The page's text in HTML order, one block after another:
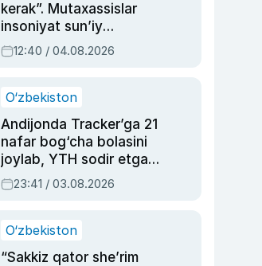
kerak”. Mutaxassislar
insoniyat sun’iy
intellektni boshqara
olmay qolishidan xavotir
12:40 / 04.08.2026
O‘zbekiston
Andijonda Tracker’ga 21
nafar bog‘cha bolasini
joylab, YTH sodir etgan
ayolga sud hukmi o‘qildi
23:41 / 03.08.2026
O‘zbekiston
“Sakkiz qator she’rim